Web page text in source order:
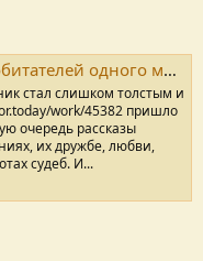
для Гомеза, Дикарь читать онлайн
стал слишком толстым и
work/45382 пришло
очередь рассказы
их дружбе, любви,
судеб. И...